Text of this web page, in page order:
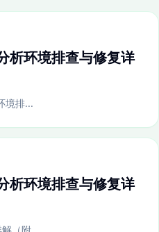
环境排查与修复详
境排...
环境排查与修复详